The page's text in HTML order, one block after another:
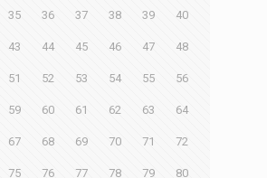
35 36 37 38 39 40
43 44 45 46 47 48
51 52 53 54 55 56
59 60 61 62 63 64
67 68 69 70 71 72
75 76 77 78 79 80